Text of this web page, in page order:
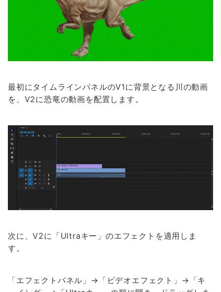
最初にタイムラインパネルのV1に背景となる川の動画
を、V2に恐竜の動画を配置します。
次に、V2に「Ultraキー」のエフェクトを適用しま
す。
「エフェクトパネル」→「ビデオエフェクト」→「キ